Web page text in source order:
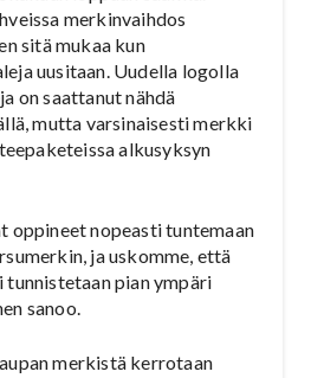
merkinvaihdos
sitä mukaa kun
uusitaan. Uudella logolla
on saattanut nähdä
mutta varsinaisesti merkki
alkusyksyn
oppineet nopeasti tuntemaan
ja uskomme, että
tunnistetaan pian ympäri
sanoo.
merkistä kerrotaan